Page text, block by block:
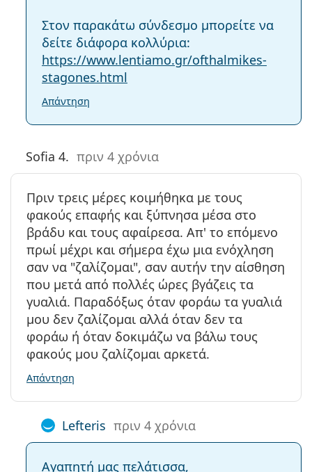
Στον παρακάτω σύνδεσμο μπορείτε να
δείτε διάφορα κολλύρια:
https://www.lentiamo.gr/ofthalmikes-
stagones.html
Απάντηση
Sofia 4. πριν 4 χρόνια
Πριν τρεις μέρες κοιμήθηκα με τους
φακούς επαφής και ξύπνησα μέσα στο
βράδυ και τους αφαίρεσα. Απ' το επόμενο
πρωί μέχρι και σήμερα έχω μια ενόχληση
σαν να "ζαλίζομαι", σαν αυτήν την αίσθηση
που μετά από πολλές ώρες βγάζεις τα
γυαλιά. Παραδόξως όταν φοράω τα γυαλιά
μου δεν ζαλίζομαι αλλά όταν δεν τα
φοράω ή όταν δοκιμάζω να βάλω τους
φακούς μου ζαλίζομαι αρκετά.
Απάντηση
Lefteris πριν 4 χρόνια
Αγαπητή μας πελάτισσα,